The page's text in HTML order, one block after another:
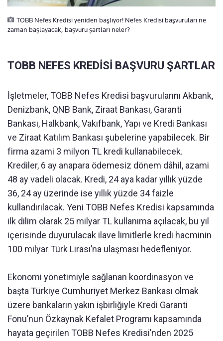
TOBB Nefes Kredisi yeniden başlıyor! Nefes Kredisi başvuruları ne
zaman başlayacak, başvuru şartları neler?
TOBB NEFES KREDİSİ BAŞVURU ŞARTLAR
İşletmeler, TOBB Nefes Kredisi başvurularını Akbank,
Denizbank, QNB Bank, Ziraat Bankası, Garanti
Bankası, Halkbank, Vakıfbank, Yapı ve Kredi Bankası
ve Ziraat Katılım Bankası şubelerine yapabilecek. Bir
firma azami 3 milyon TL kredi kullanabilecek.
Krediler, 6 ay anapara ödemesiz dönem dâhil, azami
48 ay vadeli olacak. Kredi, 24 aya kadar yıllık yüzde
36, 24 ay üzerinde ise yıllık yüzde 34 faizle
kullandırılacak. Yeni TOBB Nefes Kredisi kapsamında
ilk dilim olarak 25 milyar TL kullanıma açılacak, bu yıl
içerisinde duyurulacak ilave limitlerle kredi hacminin
100 milyar Türk Lirası’na ulaşması hedefleniyor.
Ekonomi yönetimiyle sağlanan koordinasyon ve
başta Türkiye Cumhuriyet Merkez Bankası olmak
üzere bankaların yakın işbirliğiyle Kredi Garanti
Fonu’nun Özkaynak Kefalet Programı kapsamında
hayata geçirilen TOBB Nefes Kredisi’nden 2025